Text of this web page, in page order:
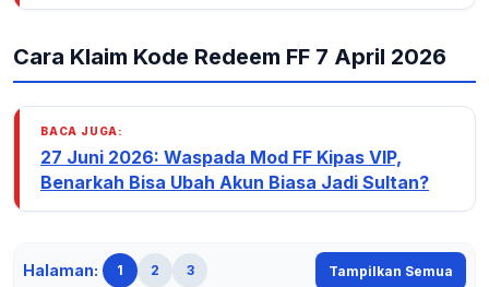
Cara Klaim Kode Redeem FF 7 April 2026
BACA JUGA:
27 Juni 2026: Waspada Mod FF Kipas VIP,
Benarkah Bisa Ubah Akun Biasa Jadi Sultan?
Halaman: 1 2 3 Tampilkan Semua